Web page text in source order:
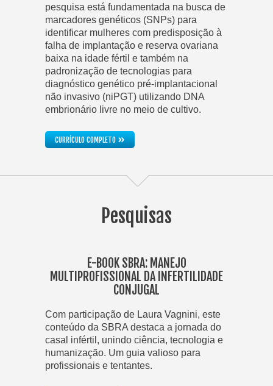
pesquisa está fundamentada na busca de
marcadores genéticos (SNPs) para
identificar mulheres com predisposição à
falha de implantação e reserva ovariana
baixa na idade fértil e também na
padronização de tecnologias para
diagnóstico genético pré-implantacional
não invasivo (niPGT) utilizando DNA
embrionário livre no meio de cultivo.
CURRÍCULO COMPLETO»
Pesquisas
E-BOOK SBRA: MANEJO
MULTIPROFISSIONAL DA INFERTILIDADE
CONJUGAL
Com participação de Laura Vagnini, este
conteúdo da SBRA destaca a jornada do
casal infértil, unindo ciência, tecnologia e
humanização. Um guia valioso para
profissionais e tentantes.